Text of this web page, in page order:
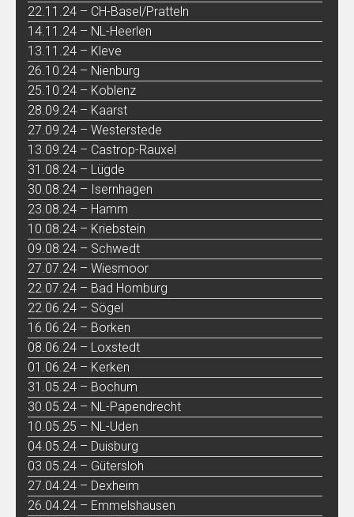
22.11.24 – CH-Basel/Pratteln
14.11.24 – NL-Heerlen
13.11.24 – Kleve
26.10.24 – Nienburg
25.10.24 – Koblenz
28.09.24 – Kaarst
27.09.24 – Westerstede
13.09.24 – Castrop-Rauxel
31.08.24 – Lügde
30.08.24 – Isernhagen
23.08.24 – Hamm
10.08.24 – Kriebstein
09.08.24 – Schwedt
27.07.24 – Wiesmoor
22.07.24 – Bad Homburg
22.06.24 – Sögel
16.06.24 – Borken
08.06.24 – Loxstedt
01.06.24 – Kerken
31.05.24 – Bochum
30.05.24 – NL-Papendrecht
10.05.25 – NL-Uden
04.05.24 – Duisburg
03.05.24 – Gütersloh
27.04.24 – Dexheim
26.04.24 – Emmelshausen